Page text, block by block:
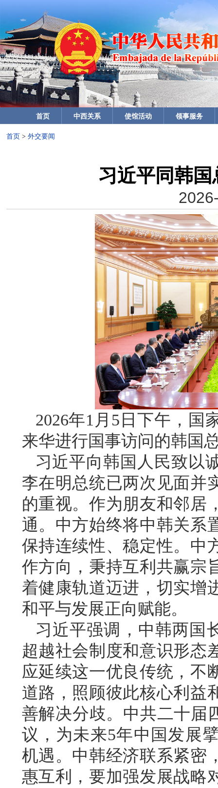
首页 中西关系 使馆活动 领事服务
首页 > 外交要闻
习近平同韩
2026年1月5日下午，国
来华进行国事访问的韩国
习近平向韩国人民致以
李在明总统已两次见面并
的重视。作为朋友和邻居
通。中方始终将中韩关系
保持连续性、稳定性。中
作方向，秉持互利共赢宗
着健康轨道迈进，切实增
和平与发展正向赋能。
习近平强调，中韩两国
超越社会制度和意识形态
应延续这一优良传统，不
道路，照顾彼此核心利益
善解决分歧。中共二十届
议，为未来5年中国发展
机遇。中韩经济联系紧密
惠互利，要加强发展战略